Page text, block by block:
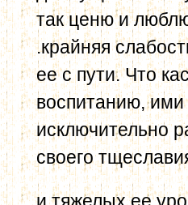
так ценю и
.крайняя
ее с пути. Что
воспитанию, ими
исключительно
своего
и тяжелых ее